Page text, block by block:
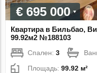
€ 695 000
Квартира в Бильбао,
99.92м2 №188103
Спален:3
Площадь:99.92 м²